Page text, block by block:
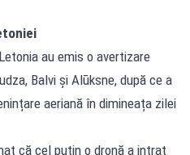
au emis o avertizare
Balvi și Alūksne, după ce a
aeriană în dimineața zilei
că cel puțin o dronă a intrat